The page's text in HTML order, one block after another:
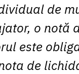
de
o notă
este
de